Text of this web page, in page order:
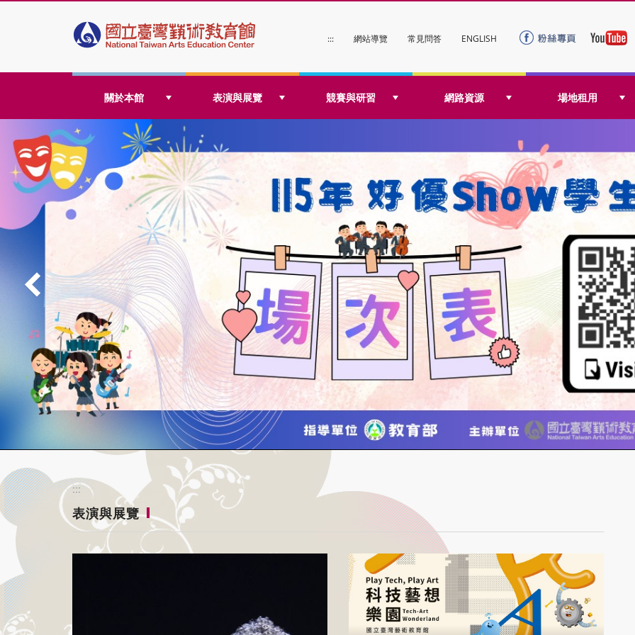
跳
主
內
容
塊
::: 網站導覽 常見問答 ENGLISH
關於本館 表演與展覽 競賽與研習 網路資源 場地租用
:::
表演與展覽